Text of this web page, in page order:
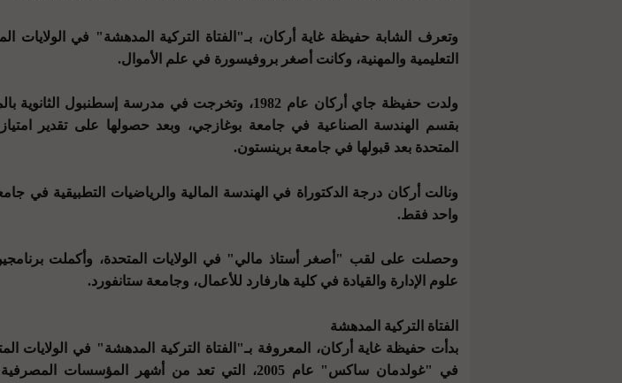
وتعرف الشابة حفيظة غاية أركان، بـ"الفتاة التركية المدهشة" في الولايات
التعليمية والمهنية، وكانت أصغر بروفيسورة في علم الأموال.
ولدت حفيظة جاي أركان عام 1982، وتخرجت في مدرسة إسطنبول
بقسم الهندسة الصناعية في جامعة بوغازجي، وبعد حصولها على تقدير امتياز،
المتحدة بعد قبولها في جامعة برينستون.
ونالت أركان درجة الدكتوراة في الهندسة المالية والرياضيات التطبيقية في
واحد فقط.
وحصلت على لقب "أصغر أستاذ مالي" في الولايات المتحدة، وأكملت
علوم الإدارة والقيادة في كلية هارفارد للأعمال، وجامعة ستانفورد.
الفتاة التركية المدهشة
بدأت حفيظة غاية أركان، المعروفة بـ"الفتاة التركية المدهشة" في الولايات
في "غولدمان ساكس" عام 2005، التي تعد من أشهر المؤسسات